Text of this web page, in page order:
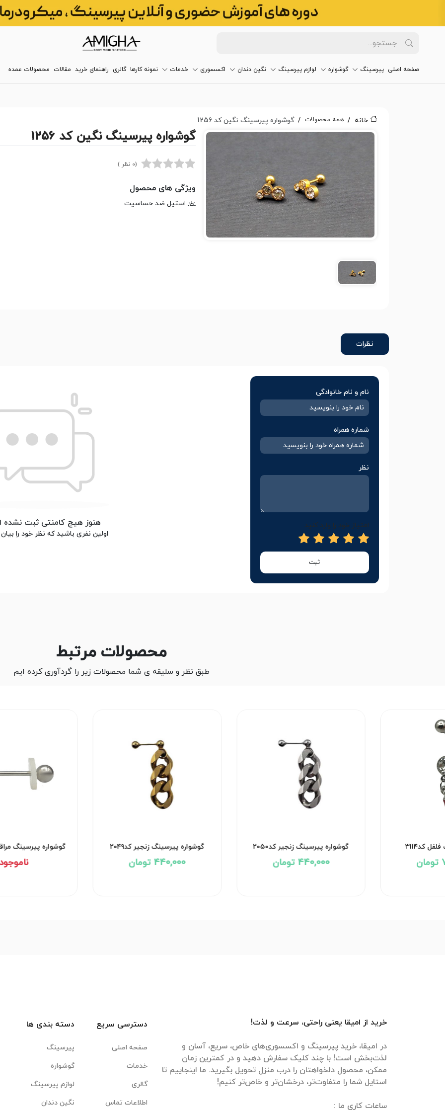
صفحه اصلی پیرسینگ گوشواره لوازم پیرسینگ نگین دندان اکسسوری خدمات نمونه کارها گالری راهنمای خرید مقالات محصولات عمده
خانه همه محصولات گوشواره پیرسینگ نگین کد 1256
گوشواره پیرسینگ نگین کد 1256
(0 نظر )
ویژگی های محصول
استیل ضد حساسیت
نظرات
نام و نام خانوادگی
شماره همراه
نظر
امتیاز خود را وارد کنید
ثبت
هنوز هیچ کامنتی ثبت
اولین نفری باشید که نظر خود را
محصولات مرتبط
طبق نظر و سلیقه ی شما محصولات زیر را گردآوری کرده ایم
پیرسینگ ناف فلفل کد۳۱۱۴ گوشواره پیرسینگ زنجیر کد۲۰۵۰ گوشواره پیرسینگ زنجیر کد۲۰۴۹
خرید از امیقا یعنی راحتی، سرعت و لذت!
در امیقا، خرید پیرسینگ و اکسسوری‌های خاص، سریع، آسان و
لذت‌بخش است! با چند کلیک سفارش دهید و در کمترین زمان
ممکن، محصول دلخواهتان را درب منزل تحویل بگیرید. ما اینجاییم تا
دسترسی سریع
صفحه اصلی
خدمات
گالری
اطلاعات تماس
دسته بندی ها
پیرسینگ
گوشواره
لوازم پیرسینگ
نگین دندان